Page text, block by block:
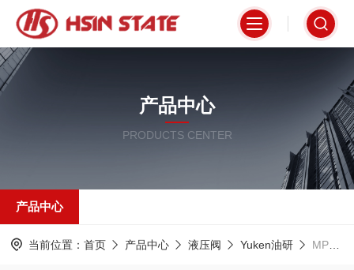
产品中心
PRODUCTS CENTER
产品中心
当前位置： 首页 产品中心 液压阀 Yuken油研 MPW-01-2-40中国台湾油研（YUKEN）溢流阀